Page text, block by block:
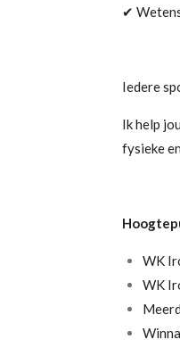
✔
Iedere
Ik help
fysieke
WK
WK